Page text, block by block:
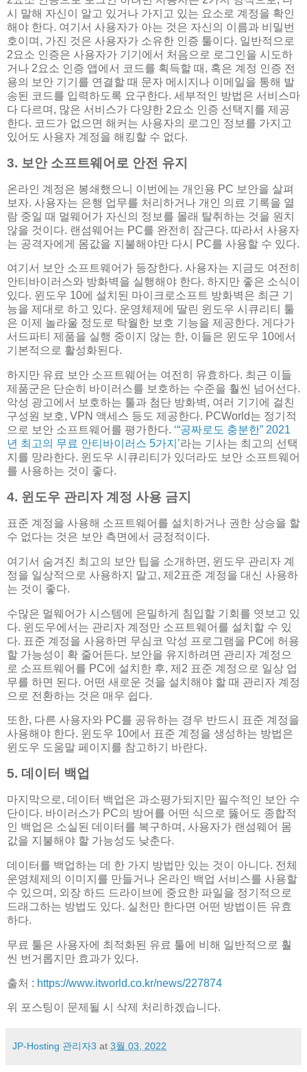
시 말해 자신이 알고 있거나 가지고 있는 요소로 계정을 확인
해야 한다. 여기서 사용자가 아는 것은 자신의 이름과 비밀번
호이며, 가진 것은 사용자가 소유한 인증 툴이다. 일반적으로
2요소 인증은 사용자가 기기에서 처음으로 로그인을 시도하
거나 2요소 인증 앱에서 코드를 획득할 때, 혹은 계정 인증 전
용의 보안 기기를 연결할 때 문자 메시지나 이메일을 통해 발
송된 코드를 입력하도록 요구한다. 세부적인 방법은 서비스마
다 다르며, 많은 서비스가 다양한 2요소 인증 선택지를 제공
한다. 코드가 없으면 해커는 사용자의 로그인 정보를 가지고
있어도 사용자 계정을 해킹할 수 없다.
3. 보안 소프트웨어로 안전 유지
온라인 계정은 봉쇄했으니 이번에는 개인용 PC 보안을 살펴
보자. 사용자는 은행 업무를 처리하거나 개인 의료 기록을 열
람 중일 때 멀웨어가 자신의 정보를 몰래 탈취하는 것을 원치
않을 것이다. 랜섬웨어는 PC를 완전히 잠근다. 따라서 사용자
는 공격자에게 몸값을 지불해야만 다시 PC를 사용할 수 있다.
여기서 보안 소프트웨어가 등장한다. 사용자는 지금도 여전히
안티바이러스와 방화벽을 실행해야 한다. 하지만 좋은 소식이
있다. 윈도우 10에 설치된 마이크로소프트 방화벽은 최근 기
능을 제대로 하고 있다. 운영체제에 딸린 윈도우 시큐리티 툴
은 이제 놀라울 정도로 탁월한 보호 기능을 제공한다. 게다가
서드파티 제품을 실행 중이지 않는 한, 이들은 윈도우 10에서
기본적으로 활성화된다.
하지만 유료 보안 소프트웨어는 여전히 유효하다. 최근 이들
제품군은 단순히 바이러스를 보호하는 수준을 훨씬 넘어선다.
악성 광고에서 보호하는 툴과 첨단 방화벽, 여러 기기에 걸친
구성원 보호, VPN 액세스 등도 제공한다. PCWorld는 정기적
으로 보안 소프트웨어를 평가한다. ‘“공짜로도 충분한” 2021
년 최고의 무료 안티바이러스 5가지’라는 기사는 최고의 선택
지를 망라한다. 윈도우 시큐리티가 있더라도 보안 소프트웨어
를 사용하는 것이 좋다.
4. 윈도우 관리자 계정 사용 금지
표준 계정을 사용해 소프트웨어를 설치하거나 권한 상승을 할
수 없다는 것은 보안 측면에서 긍정적이다.
여기서 숨겨진 최고의 보안 팁을 소개하면, 윈도우 관리자 계
정을 일상적으로 사용하지 말고, 제2표준 계정을 대신 사용하
는 것이 좋다.
수많은 멀웨어가 시스템에 은밀하게 침입할 기회를 엿보고 있
다. 윈도우에서는 관리자 계정만 소프트웨어를 설치할 수 있
다. 표준 계정을 사용하면 무심코 악성 프로그램을 PC에 허용
할 가능성이 확 줄어든다. 보안을 유지하려면 관리자 계정으
로 소프트웨어를 PC에 설치한 후, 제2 표준 계정으로 일상 업
무를 하면 된다. 어떤 새로운 것을 설치해야 할 때 관리자 계정
으로 전환하는 것은 매우 쉽다.
또한, 다른 사용자와 PC를 공유하는 경우 반드시 표준 계정을
사용해야 한다. 윈도우 10에서 표준 계정을 생성하는 방법은
윈도우 도움말 페이지를 참고하기 바란다.
5. 데이터 백업
마지막으로, 데이터 백업은 과소평가되지만 필수적인 보안 수
단이다. 바이러스가 PC의 방어를 어떤 식으로 뚫어도 종합적
인 백업은 소실된 데이터를 복구하며, 사용자가 랜섬웨어 몸
값을 지불해야 할 가능성도 낮춘다.
데이터를 백업하는 데 한 가지 방법만 있는 것이 아니다. 전체
운영체제의 이미지를 만들거나 온라인 백업 서비스를 사용할
수 있으며, 외장 하드 드라이브에 중요한 파일을 정기적으로
드래그하는 방법도 있다. 실천만 한다면 어떤 방법이든 유효
하다.
무료 툴은 사용자에 최적화된 유료 툴에 비해 일반적으로 훨
씬 번거롭지만 효과가 있다.
출처 : https://www.itworld.co.kr/news/227874
위 포스팅이 문제될 시 삭제 처리하겠습니다.
JP-Hosting 관리자3 at 3월 03, 2022